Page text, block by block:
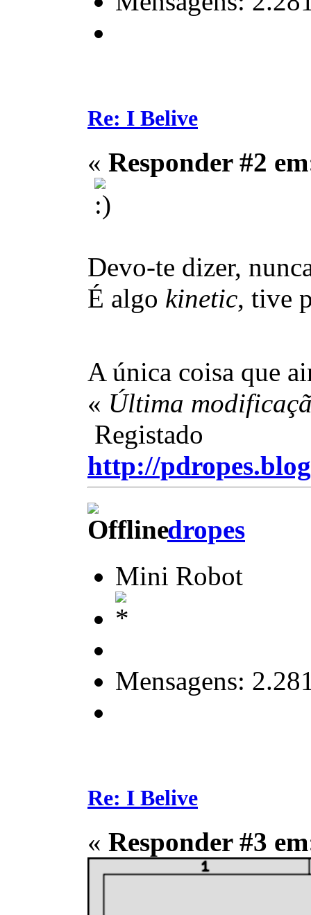
Re: I Belive
« Responder #2
Devo-te dizer,
É algo kinetic, tive
A única coisa que
« Última
Registado
http://
dropes
Mini Robot
Mensagens:
Re: I Belive
« Responder #3